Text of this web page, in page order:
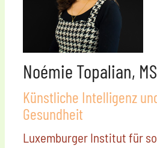
Noémie Topalian,
Künstliche Intelligenz
Gesundheit
Luxemburger Institut für